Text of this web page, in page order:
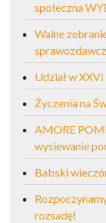
społeczna
Walne
Udział w
Życzenia na
AMORE
wysiewanie
Babski
rozsadę!